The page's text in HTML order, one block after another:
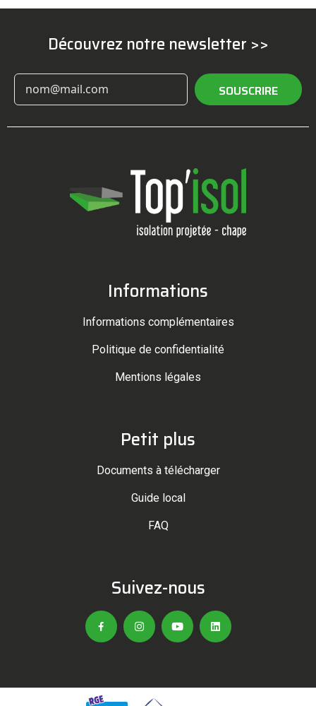
Découvrez notre newsletter >>
SOUSCRIRE
Informations
Informations complémentaires
Politique de confidentialité
Mentions légales
Petit plus
Documents à télécharger
Guide local
FAQ
Suivez-nous